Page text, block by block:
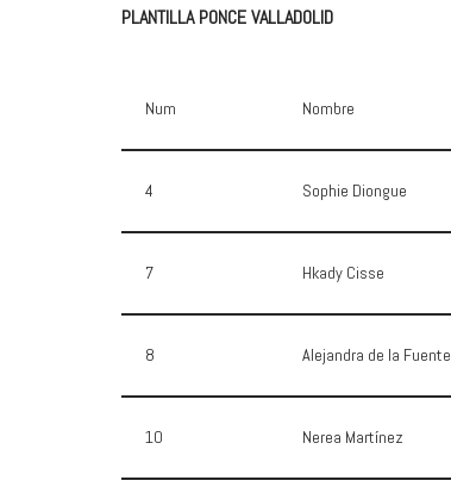
PLANTILLA PONCE VALLADOLID
Num Nombre
4 Sophie Diongue
7 Hkady Cisse
8 Alejandra de la Fuente
10 Nerea Martínez